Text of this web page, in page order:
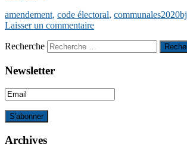
amendement, code électoral, communales2020bj
Laisser un commentaire
Recherche
Newsletter
Archives